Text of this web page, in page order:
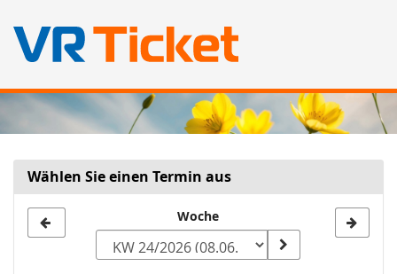
springen
Wählen Sie einen Termin aus
zur
Woche